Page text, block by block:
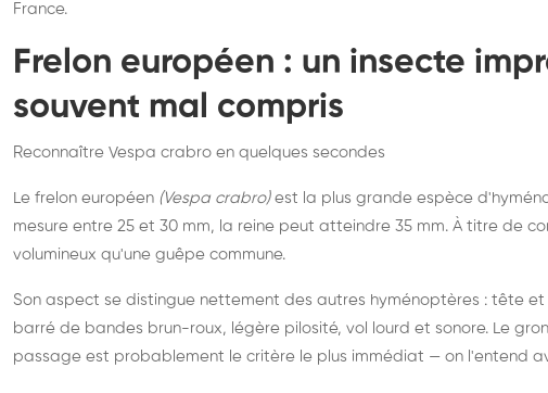
France.
Frelon européen : un insecte
souvent mal compris
Reconnaître Vespa crabro en quelques secondes
Le frelon européen (Vespa crabro)est la plus grande espèce
mesure entre 25 et 30 mm, la reine peut atteindre 35 mm. À titre de
volumineux qu'une guêpe commune.
Son aspect se distingue nettement des autres hyménoptères : tête
barré de bandes brun-roux, légère pilosité, vol lourd et sonore. Le
passage est probablement le critère le plus immédiat — on l'entend